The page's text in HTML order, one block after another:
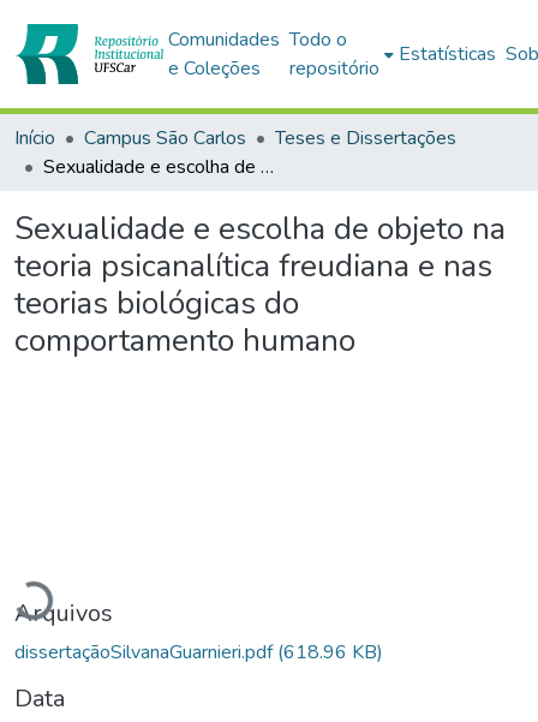
Comunidades
e Coleções
Todo o
repositório
Estatísticas
Início Campus São Carlos
Teses e Dissertações
Sexualidade e escolha de objeto na teoria psicanalítica freudiana e nas teorias biológicas do comportamento humano
Sexualidade e escolha de objeto na
teoria psicanalítica freudiana e nas
teorias biológicas do
comportamento humano
Carregando...
Arquivos
dissertaçãoSilvanaGuarnieri.pdf(618.96 KB)
Data